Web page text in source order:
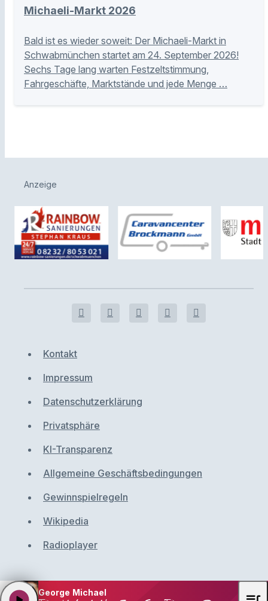
Michaeli-Markt 2026
Bald ist es wieder soweit: Der Michaeli-Markt in
Schwabmünchen startet am 24. September 2026!
Sechs Tage lang warten Festzeltstimmung,
Fahrgeschäfte, Marktstände und jede Menge …
Anzeige
Kontakt
Impressum
Datenschutzerklärung
Privatsphäre
KI-Transparenz
Allgemeine Geschäftsbedingungen
Gewinnspielregeln
Wikipedia
Radioplayer
George Michael